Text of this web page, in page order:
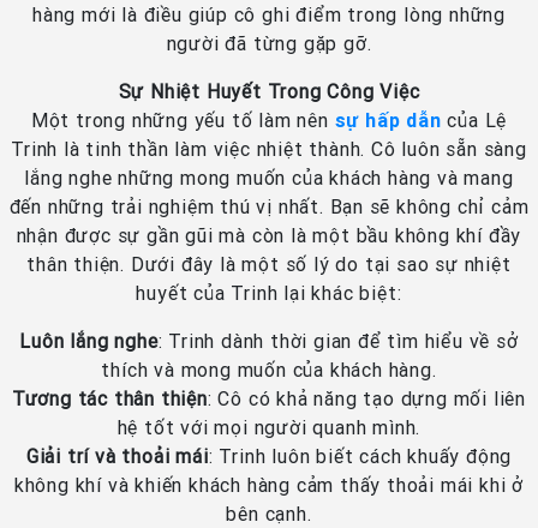
hàng mới là điều giúp cô ghi điểm trong lòng những
người đã từng gặp gỡ.
Sự Nhiệt Huyết Trong Công Việc
Một trong những yếu tố làm nên sự hấp dẫn của Lệ
Trinh là tinh thần làm việc nhiệt thành. Cô luôn sẵn sàng
lắng nghe những mong muốn của khách hàng và mang
đến những trải nghiệm thú vị nhất. Bạn sẽ không chỉ cảm
nhận được sự gần gũi mà còn là một bầu không khí đầy
thân thiện. Dưới đây là một số lý do tại sao sự nhiệt
huyết của Trinh lại khác biệt:
Luôn lắng nghe: Trinh dành thời gian để tìm hiểu về sở
thích và mong muốn của khách hàng.
Tương tác thân thiện: Cô có khả năng tạo dựng mối liên
hệ tốt với mọi người quanh mình.
Giải trí và thoải mái: Trinh luôn biết cách khuấy động
không khí và khiến khách hàng cảm thấy thoải mái khi ở
bên cạnh.